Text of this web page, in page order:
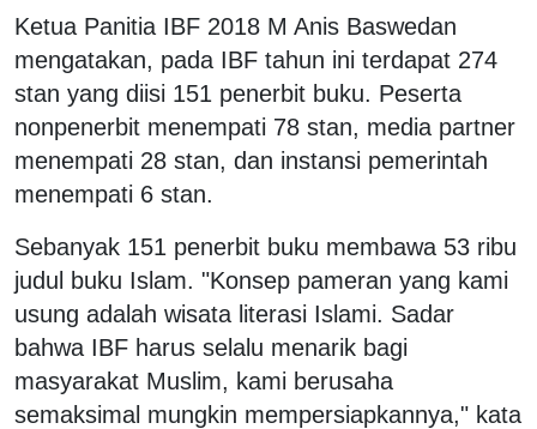
Ketua Panitia IBF 2018 M Anis Baswedan
mengatakan, pada IBF tahun ini terdapat 274
stan yang diisi 151 penerbit buku. Peserta
nonpenerbit menempati 78 stan, media partner
menempati 28 stan, dan instansi pemerintah
menempati 6 stan.
Sebanyak 151 penerbit buku membawa 53 ribu
judul buku Islam. "Konsep pameran yang kami
usung adalah wisata literasi Islami. Sadar
bahwa IBF harus selalu menarik bagi
masyarakat Muslim, kami berusaha
semaksimal mungkin mempersiapkannya," kata